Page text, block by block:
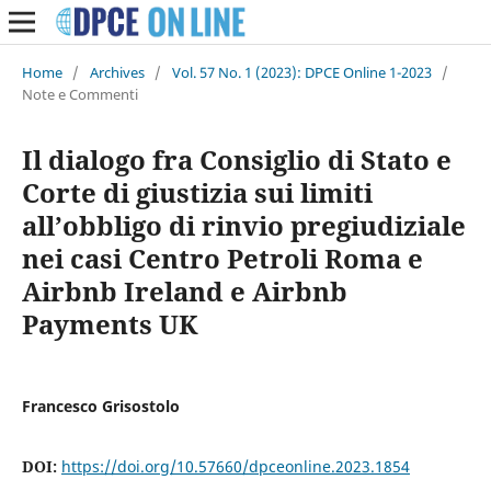
Home / Archives / Vol. 57 No. 1 (2023): DPCE Online 1-2023 /
Note e Commenti
Il dialogo fra Consiglio di Stato e
Corte di giustizia sui limiti
all’obbligo di rinvio pregiudiziale
nei casi Centro Petroli Roma e
Airbnb Ireland e Airbnb
Payments UK
Francesco Grisostolo
DOI: https://doi.org/10.57660/dpceonline.2023.1854